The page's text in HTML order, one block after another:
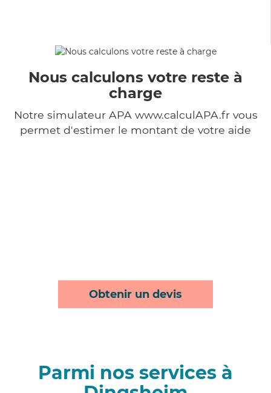
Nous calculons votre reste à
charge
Notre simulateur APA www.calculAPA.fr vous
permet d'estimer le montant de votre aide
Obtenir un devis
Parmi nos services à